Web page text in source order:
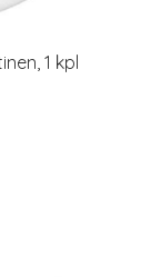
1 kpl